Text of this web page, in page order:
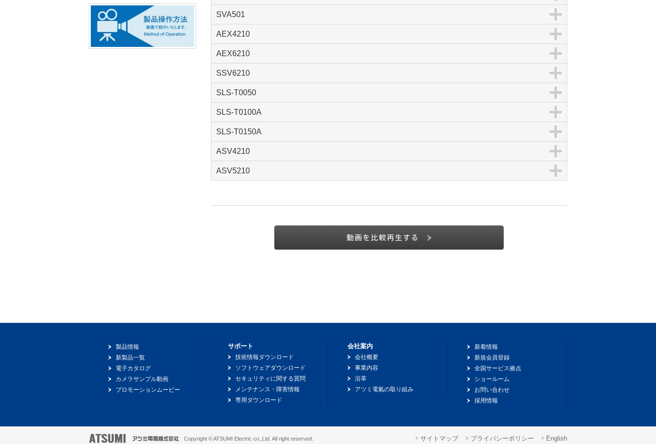
SVA501
AEX4210
AEX6210
SSV6210
SLS-T0050
SLS-T0100A
SLS-T0150A
ASV4210
ASV5210
製品情報
新製品一覧
電子カタログ
カメラサンプル動画
プロモーションムービー
サポート
技術情報ダウンロード
ソフトウェアダウンロード
セキュリティに関する質問
メンテナンス・障害情報
専用ダウンロード
会社案内
会社概要
事業内容
沿革
アツミ電氣の取り組み
新着情報
新規会員登録
全国サービス拠点
ショールーム
お問い合わせ
採用情報
Copyright © ATSUMI Electric co.,Ltd. All right reserved. サイトマップ プライバシーポリシー English